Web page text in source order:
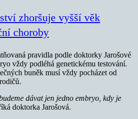
zhoršuje vyšší věk
choroby
pravidla podle doktorky Jarošové
vždy podléhá genetickému testování.
buněk musí vždy pocházet od
dávat jen jedno embryo, kdy je
doktorka Jarošová.